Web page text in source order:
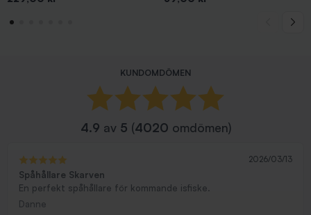
KUNDOMDÖMEN
4.9 av 5 (4020 omdömen)
2026/03/13
Spåhållare Skarven
En perfekt spåhållare för kommande isfiske.
Danne